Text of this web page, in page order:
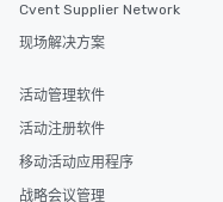
Cvent Supplier Network
现场解决方案
活动管理软件
活动注册软件
移动活动应用程序
战略会议管理